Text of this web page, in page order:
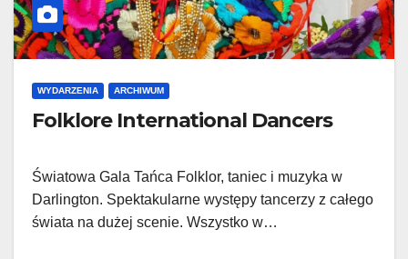
WYDARZENIA ARCHIWUM
Folklore International Dancers
Światowa Gala Tańca Folklor, taniec i muzyka w
Darlington. Spektakularne występy tancerzy z całego
świata na dużej scenie. Wszystko w…